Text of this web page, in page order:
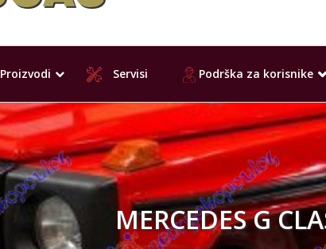
Proizvodi Servisi Podrška za korisnike
MERCEDES G